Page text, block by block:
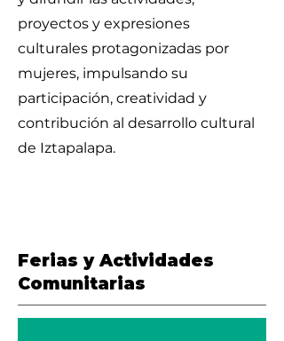
proyectos y expresiones
culturales protagonizadas por
mujeres, impulsando su
participación, creatividad y
contribución al desarrollo cultural
de Iztapalapa.
Ferias y Actividades
Comunitarias